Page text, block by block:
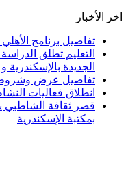
اخر الأخبار
تفاصيل برنامج
التعليم تطلق
الجديدة بالإسكندرية و 4 محافظات بالجمهورية
تفاصيل عرض وشروط
انطلاق فعاليات
قصر ثقافة الشاطبي
بمكتبة الإسكندرية